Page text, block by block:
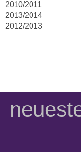
2010/2011
2013/2014
2012/2013